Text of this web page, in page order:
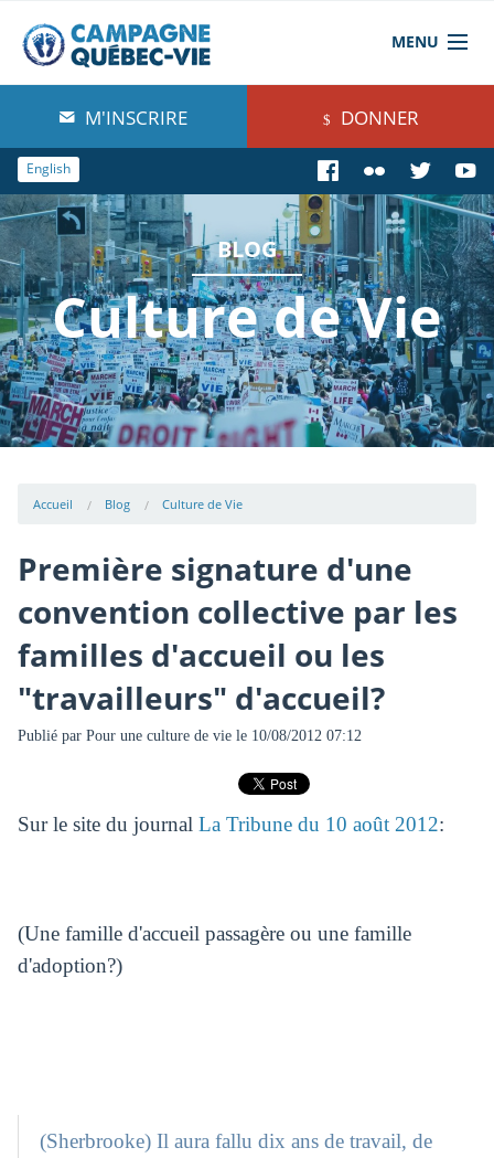
MENU
À propos de nous
Blog
Comprendre
Agir
Boutique
M'INSCRIRE DONNER
English
BLOG
Culture de Vie
Accueil Blog Culture de Vie
Première signature d'une
convention collective par les
familles d'accueil ou les
"travailleurs" d'accueil?
Publié par Pour une culture de viele 10/08/2012 07:12
Sur le site du journal La Tribune du 10 août 2012:
(Une famille d'accueil passagère ou une famille
d'adoption?)
(Sherbrooke) Il aura fallu dix ans de travail, de